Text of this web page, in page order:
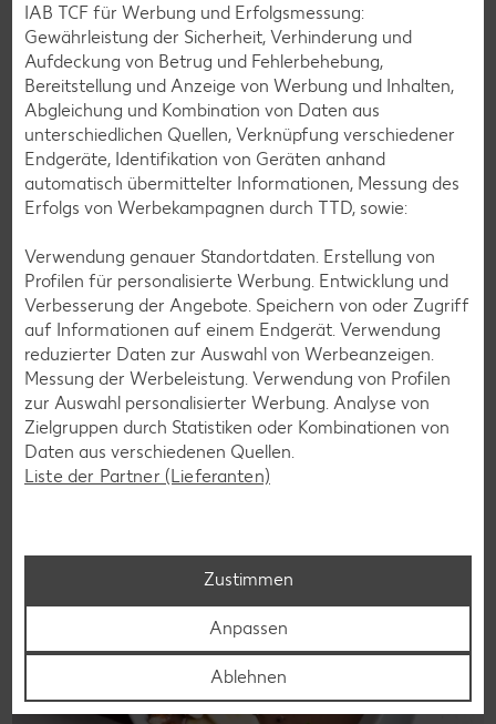
Glutenfreie Rezepte
Wer auf Gluten verzichtet, muss nicht automatisch auf
Vielfalt und Geschmack verzichten. Ob süß oder herzhaft –
mit unseren glutenfreien Rezepten zauberst du dir Gerichte,
die nicht nur verträglich, sondern auch richtig lecker sind.
Rezepte entdecken
IAB TCF für Werbung und Erfolgsmessung:
Gewährleistung der Sicherheit, Verhinderung und
Aufdeckung von Betrug und Fehlerbehebung,
Bereitstellung und Anzeige von Werbung und Inhalten,
Abgleichung und Kombination von Daten aus
unterschiedlichen Quellen, Verknüpfung verschiedener
Endgeräte, Identifikation von Geräten anhand
automatisch übermittelter Informationen, Messung des
Erfolgs von Werbekampagnen durch TTD, sowie:
Verwendung genauer Standortdaten. Erstellung von
Profilen für personalisierte Werbung. Entwicklung und
Verbesserung der Angebote. Speichern von oder Zugriff
auf Informationen auf einem Endgerät. Verwendung
reduzierter Daten zur Auswahl von Werbeanzeigen.
Messung der Werbeleistung. Verwendung von Profilen
zur Auswahl personalisierter Werbung. Analyse von
Zielgruppen durch Statistiken oder Kombinationen von
Daten aus verschiedenen Quellen.
Liste der Partner (Lieferanten)
Zustimmen
Anpassen
Ablehnen